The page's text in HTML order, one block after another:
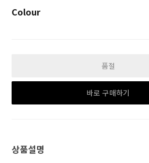
Colour
품절
바로 구매하기
상품설명